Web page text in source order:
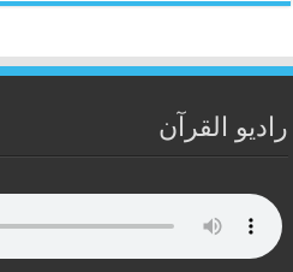
راديو القرآن